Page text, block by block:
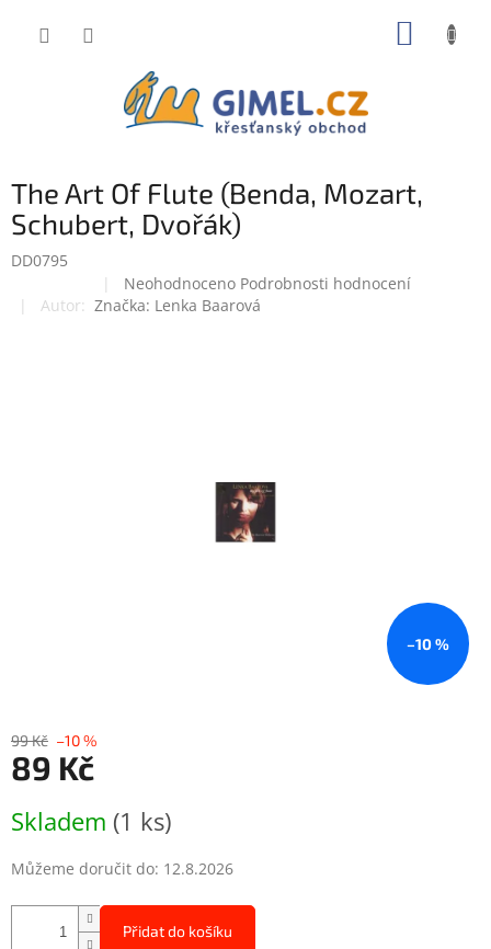
The Art Of Flute (Benda, Mozart,
Schubert, Dvořák)
DD0795
Průměrné
hodnocení
Neohodnoceno Podrobnosti hodnocení
Značka: Lenka Baarová
–10 %
99 Kč –10 %
89 Kč
cena:
Skladem (1 ks)
Můžeme doručit do: 12.8.2026
Přidat do košíku